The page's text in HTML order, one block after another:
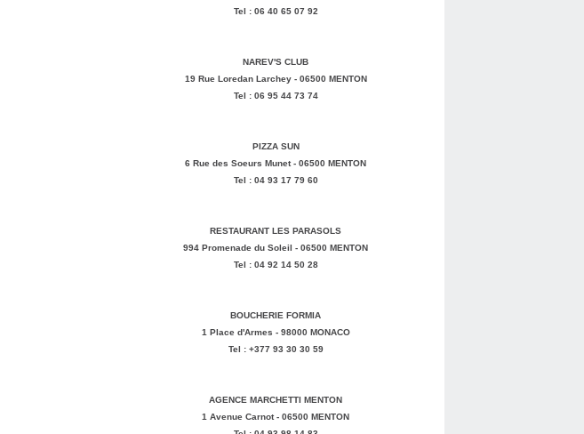
Tel : 06 40 65 07 92
NAREV'S CLUB
19 Rue Loredan Larchey - 06500 MENTON
Tel : 06 95 44 73 74
PIZZA SUN
6 Rue des Soeurs Munet - 06500 MENTON
Tel : 04 93 17 79 60
RESTAURANT LES PARASOLS
994 Promenade du Soleil - 06500 MENTON
Tel : 04 92 14 50 28
BOUCHERIE FORMIA
1 Place d'Armes - 98000 MONACO
Tel : +377 93 30 30 59
AGENCE MARCHETTI MENTON
1 Avenue Carnot - 06500 MENTON